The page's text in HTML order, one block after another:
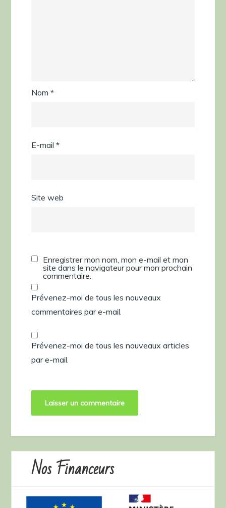
Nom*
E-mail*
Site web
Enregistrer mon nom, mon e-mail et mon
site dans le navigateur pour mon prochain
commentaire.
Prévenez-moi de tous les nouveaux
commentaires par e-mail.
Prévenez-moi de tous les nouveaux articles
par e-mail.
Nos Financeurs